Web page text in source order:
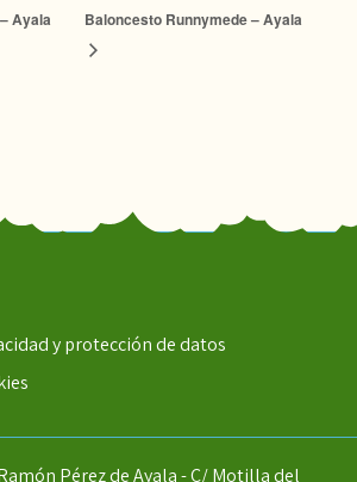
Ayala
Baloncesto Runnymede – Ayala
y protección de datos
Pérez de Ayala - C/ Motilla del